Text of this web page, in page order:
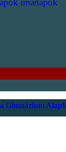
imanapok
Gimnázium